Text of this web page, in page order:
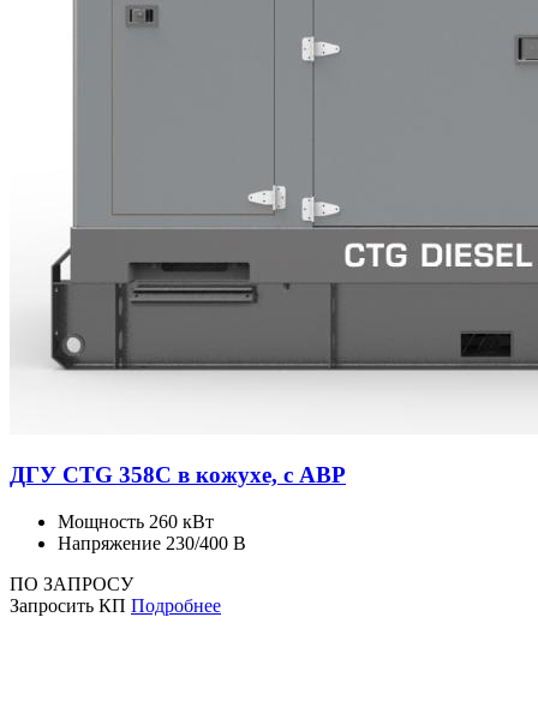
ДГУ CTG 358C в кожухе, с АВР
Мощность 260 кВт
Напряжение 230/400 В
ПО ЗАПРОСУ
Запросить КП Подробнее